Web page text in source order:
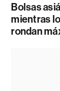
Bolsas
mientras
rondan